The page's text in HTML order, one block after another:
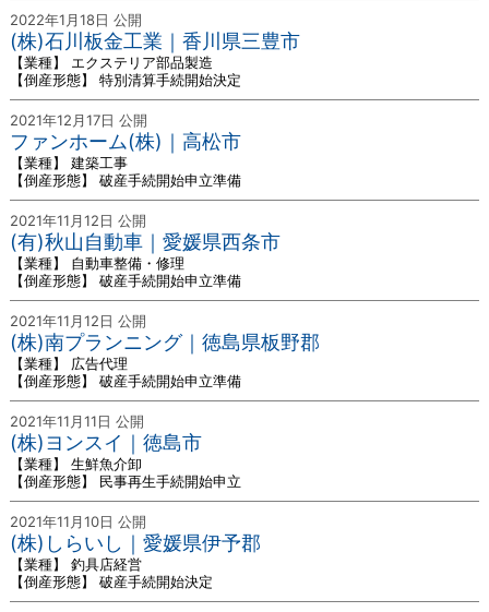
2022年1月18日 公開
(株)石川板金工業｜香川県三豊市
【業種】 エクステリア部品製造
【倒産形態】 特別清算手続開始決定
2021年12月17日 公開
ファンホーム(株)｜高松市
【業種】 建築工事
【倒産形態】 破産手続開始申立準備
2021年11月12日 公開
(有)秋山自動車｜愛媛県西条市
【業種】 自動車整備・修理
【倒産形態】 破産手続開始申立準備
2021年11月12日 公開
(株)南プランニング｜徳島県板野郡
【業種】 広告代理
【倒産形態】 破産手続開始申立準備
2021年11月11日 公開
(株)ヨンスイ｜徳島市
【業種】 生鮮魚介卸
【倒産形態】 民事再生手続開始申立
2021年11月10日 公開
(株)しらいし｜愛媛県伊予郡
【業種】 釣具店経営
【倒産形態】 破産手続開始決定